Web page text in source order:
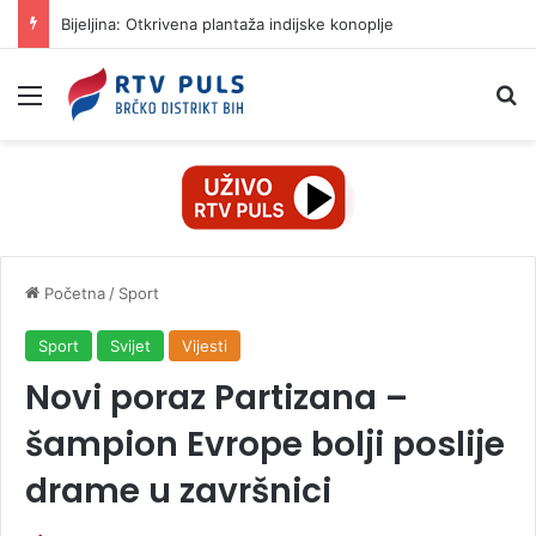
Bijeljina: Otkrivena plantaža indijske konoplje
Izbornik
Početna / Sport
Sport Svijet Vijesti
Novi poraz Partizana –
šampion Evrope bolji poslije
drame u završnici